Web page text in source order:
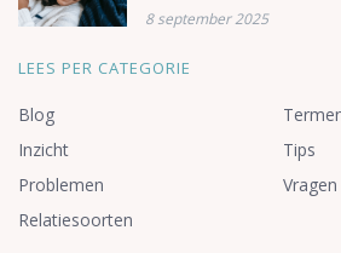
8 september 2025
LEES PER CATEGORIE
Blog
Inzicht
Problemen
Relatiesoorten
Tips
Vragen